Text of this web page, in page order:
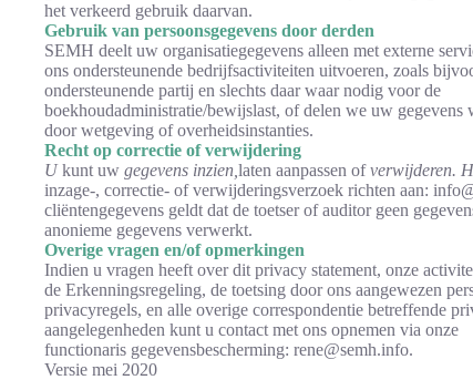
het verkeerd gebruik daarvan.
Gebruik van persoonsgegevens door derden
SEMH deelt uw organisatiegegevens alleen met externe
ons ondersteunende bedrijfsactiviteiten uitvoeren, zoals
ondersteunende partij en slechts daar waar nodig voor de
boekhoudadministratie/bewijslast, of delen we uw gegevens
door wetgeving of overheidsinstanties.
Recht op correctie of verwijdering
Ukunt uw gegevens inzien, laten aanpassen ofverwijderen.
inzage-, correctie- of verwijderingsverzoek richten aan:
cliëntengegevens geldt dat de toetser of auditor geen
anonieme gegevens verwerkt.
Overige vragen en/of opmerkingen
Indien u vragen heeft over dit privacy statement, onze
de Erkenningsregeling, de toetsing door ons aangewezen
privacyregels, en alle overige correspondentie betreffende
aangelegenheden kunt u contact met ons opnemen via onze
functionaris gegevensbescherming: rene@semh.info.
Versie mei 2020